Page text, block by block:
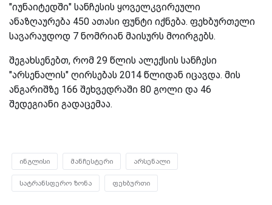
"იუნაიტედში" სანჩესის ყოველკვირეული
ანაზღაურება 450 ათასი ფუნტი იქნება. ფეხბურთელი
სავარაუდოდ 7 ნომრიან მაისურს მოირგებს.
შეგახსენებთ, რომ 29 წლის ალექსის სანჩესი
"არსენალის" ღირსებას 2014 წლიდან იცავდა. მის
ანგარიშზე 166 შეხვედრაში 80 გოლი და 46
შედეგიანი გადაცემაა.
ინგლისი მანჩესტერი არსენალი
სატრანსფერო ზონა ფეხბურთი